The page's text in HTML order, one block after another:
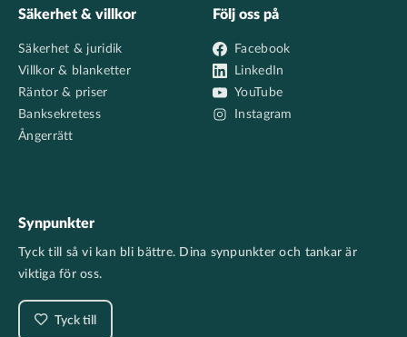
Säkerhet & villkor
Säkerhet & juridik
Villkor & blanketter
Räntor & priser
Banksekretess
Ångerrätt
Följ oss på
Facebook
LinkedIn
YouTube
Instagram
Synpunkter
Tyck till så vi kan bli bättre. Dina synpunkter och tankar är
viktiga för oss.
Tyck till